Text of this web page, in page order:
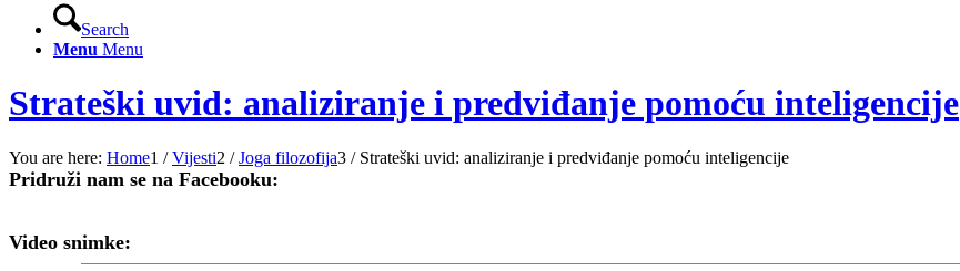
Search
Menu Menu
Strateški uvid: analiziranje i predviđanje pomoću inteligencije
You are here: Home1 / Vijesti2 / Joga filozofija3 / Strateški uvid: analiziranje i predviđanje pomoću inteligencije
Pridruži nam se na Facebooku:
Video snimke: